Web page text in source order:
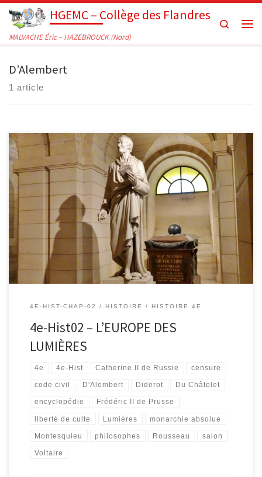
Passer au contenuHGEMC – Collège des Flandres
MALVACHE Éric – HAZEBROUCK (Nord)
Search
D’Alembert
1 article
4E-HIST-CHAP-02 HISTOIRE HISTOIRE 4E
4e-Hist02 – L’EUROPE DES
LUMIÈRES
4e 4e-Hist Catherine II de Russie censure
code civil D'Alembert Diderot Du Châtelet
encyclopédie Frédéric II de Prusse
liberté de culte Lumières monarchie absolue
Montesquieu philosophes Rousseau salon
Voltaire